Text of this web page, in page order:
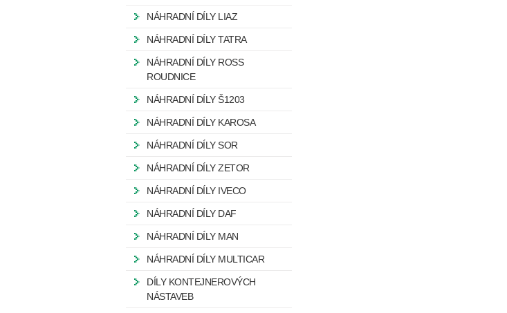
NÁHRADNÍ DÍLY LIAZ
NÁHRADNÍ DÍLY TATRA
NÁHRADNÍ DÍLY ROSS
ROUDNICE
NÁHRADNÍ DÍLY Š1203
NÁHRADNÍ DÍLY KAROSA
NÁHRADNÍ DÍLY SOR
NÁHRADNÍ DÍLY ZETOR
NÁHRADNÍ DÍLY IVECO
NÁHRADNÍ DÍLY DAF
NÁHRADNÍ DÍLY MAN
NÁHRADNÍ DÍLY MULTICAR
DÍLY KONTEJNEROVÝCH
NÁSTAVEB